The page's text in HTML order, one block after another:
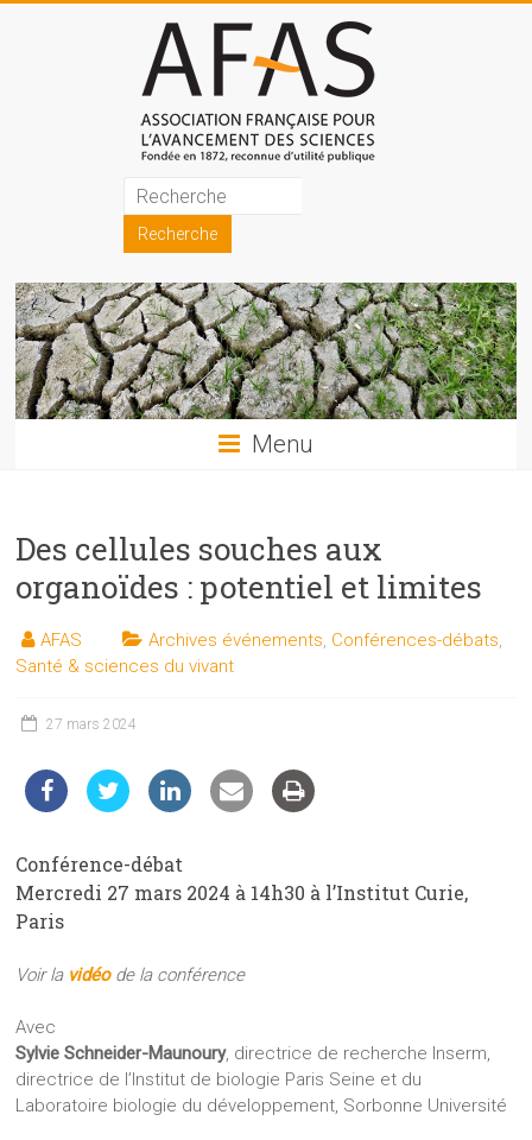
Association
française
pour
l'avancement
des
sciences
les
sciences
et
les
techniques
du
Menu
Des cellules souches aux
organoïdes : potentiel et limites
AFAS Archives événements Conférences-débats
Santé & sciences du vivant
27 mars 2024
Conférence-débat
Mercredi 27 mars 2024 à 14h30 à l’Institut Curie,
Paris
Voir la vidéode la conférence
Avec
Sylvie Schneider-Maunoury, directrice de recherche Inserm,
directrice de l’Institut de biologie Paris Seine et du
Laboratoire biologie du développement, Sorbonne Université